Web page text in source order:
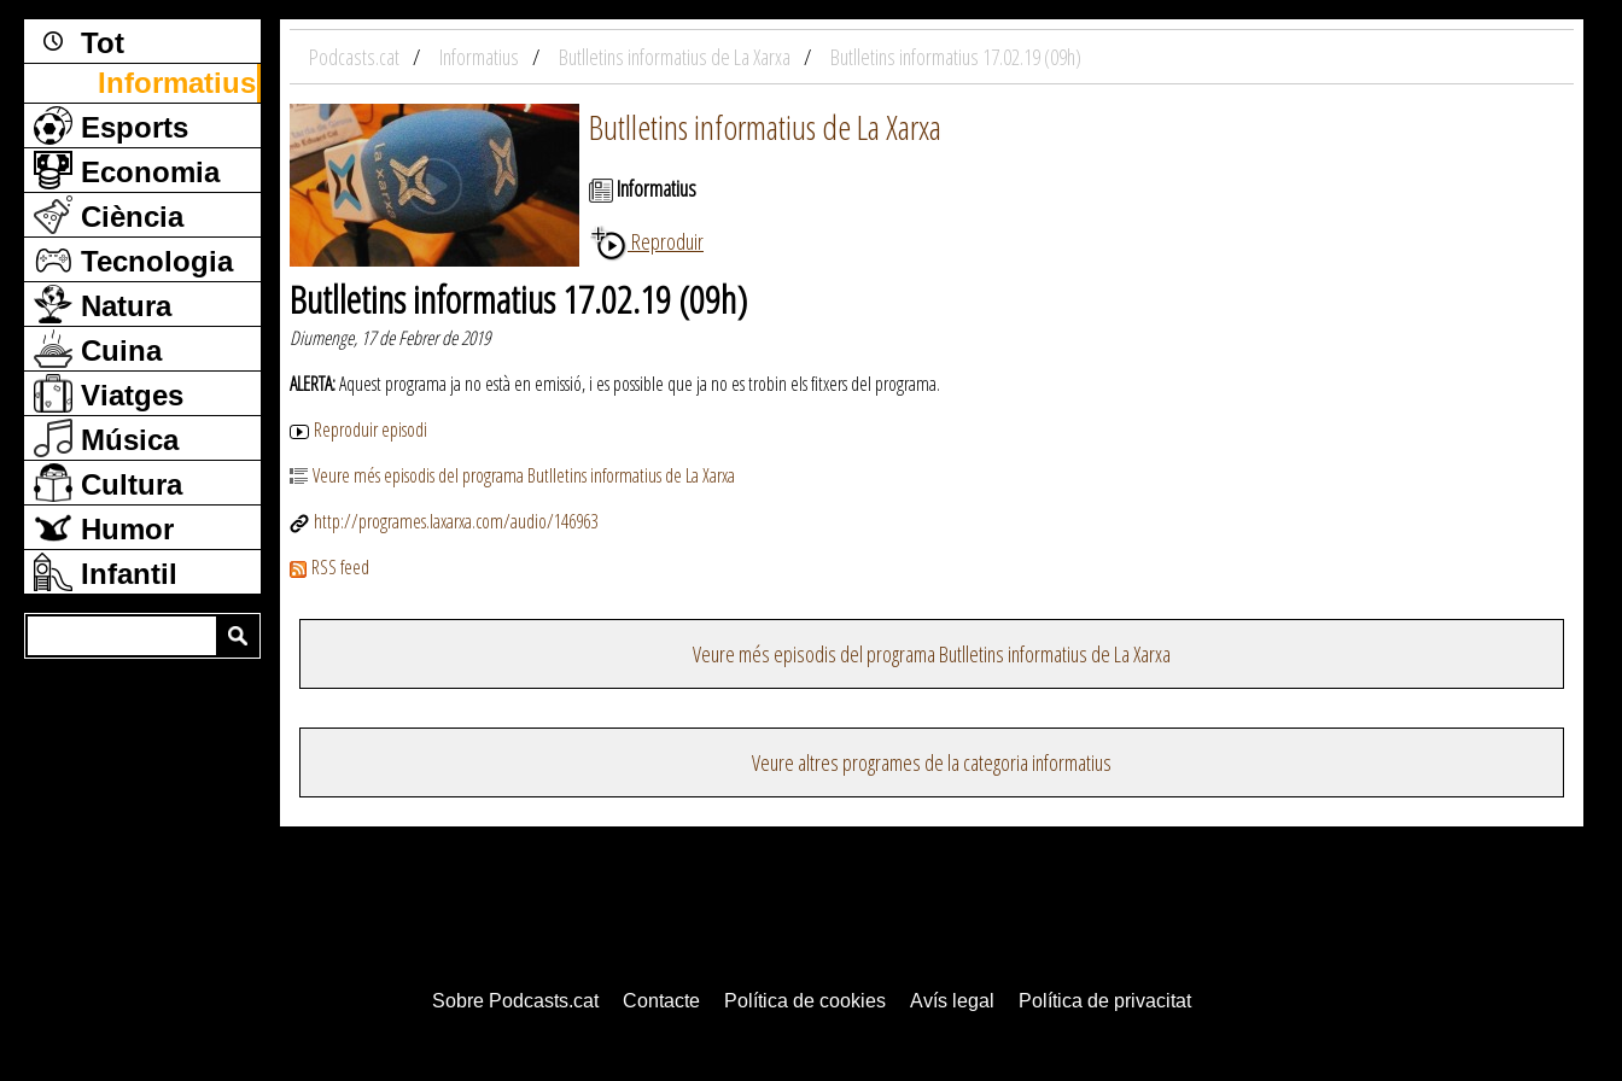
Tot
Informatius
Esports
Economia
Ciència
Tecnologia
Natura
Cuina
Viatges
Música
Cultura
Humor
Infantil
Podcasts.cat Informatius Butlletins informatius de La Xarxa Butlletins informatius 17.02.19 (09h)
Butlletins informatius de La Xarxa
Informatius
Reproduir
Butlletins informatius 17.02.19 (09h)
Diumenge, 17 de Febrer de 2019
ALERTA:Aquest programa ja no està en emissió, i es possible que ja no es trobin els fitxers del programa.
Reproduir episodi
Veure més episodis del programa Butlletins informatius de La Xarxa
http://programes.laxarxa.com/audio/146963
RSS feed
Veure més episodis del programa Butlletins informatius de La Xarxa
Veure altres programes de la categoria informatius
Sobre Podcasts.cat Contacte Política de cookies Avís legal Política de privacitat